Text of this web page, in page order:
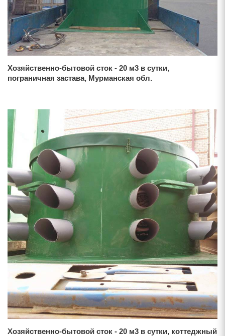
Хозяйственно-бытовой сток - 20 м3 в сутки,
пограничная застава, Мурманская обл.
Хозяйственно-бытовой сток - 20 м3 в сутки, коттеджный